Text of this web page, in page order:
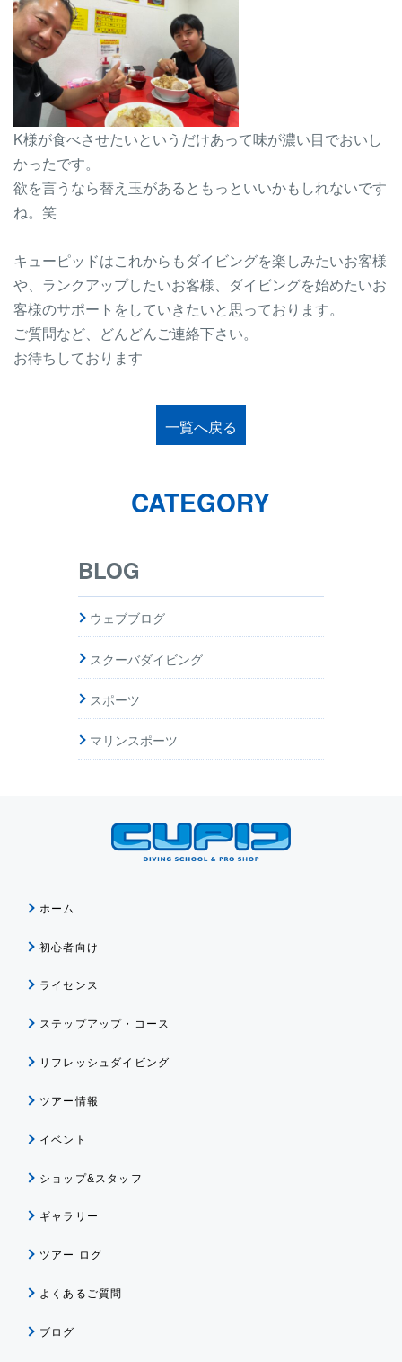
K様が食べさせたいというだけあって味が濃い目でおいし
かったです。
欲を言うなら替え玉があるともっといいかもしれないです
ね。笑
キューピッドはこれからもダイビングを楽しみたいお客様
や、ランクアップしたいお客様、ダイビングを始めたいお
客様のサポートをしていきたいと思っております。
ご質問など、どんどんご連絡下さい。
お待ちしております
一覧へ戻る
CATEGORY
BLOG
ウェブブログ
スクーバダイビング
スポーツ
マリンスポーツ
ホーム
初心者向け
ライセンス
ステップアップ・コース
リフレッシュダイビング
ツアー情報
イベント
ショップ&スタッフ
ギャラリー
ツアー ログ
よくあるご質問
ブログ